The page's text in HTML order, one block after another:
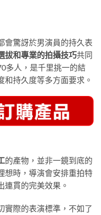
會驚訝於男演員的持久表
拔和專業的拍攝技巧共同
多人，是千里挑一的結
和持久度等多方面要求。
的產物，並非一鏡到底的
想時，導演會安排重拍特
連貫的完美效果。
實際的表演標準，不如了